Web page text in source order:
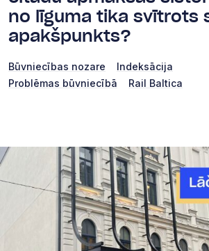
no līguma tika svītrots
apakšpunkts?
Būvniecības nozare
Indeksācija
Problēmas būvniecībā
Rail Baltica